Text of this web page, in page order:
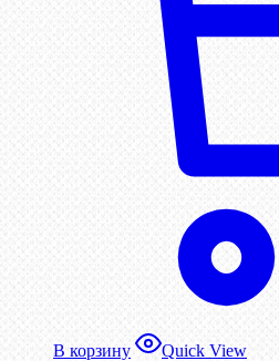
В корзину Quick View